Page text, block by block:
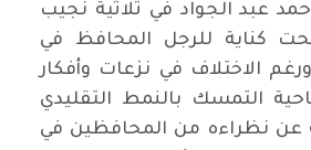
عبد الجواد في ثلاثية نجيب
كناية للرجل المحافظ في
ورغم الاختلاف في نزعات وأفكار
التمسك بالنمط التقليدي
عن نظراءه من المحافظين في